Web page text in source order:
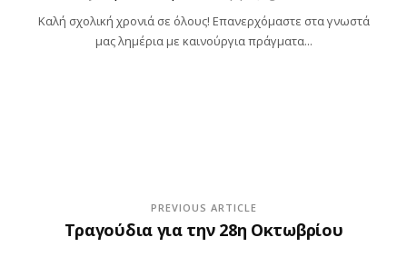
Καλή σχολική χρονιά σε όλους! Επανερχόμαστε στα γνωστά
μας λημέρια με καινούργια πράγματα...
PREVIOUS ARTICLE
Τραγούδια για την 28η Οκτωβρίου